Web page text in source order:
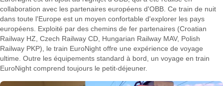
collaboration avec les partenaires européens d'OBB. Ce train de nuit
dans toute l'Europe est un moyen confortable d'explorer les pays
européens. Exploité par des chemins de fer partenaires (Croatian
Railway HZ, Czech Railway CD, Hungarian Railway MAV, Polish
Railway PKP), le train EuroNight offre une expérience de voyage
ultime. Outre les équipements standard à bord, un voyage en train
EuroNight comprend toujours le petit-déjeuner.